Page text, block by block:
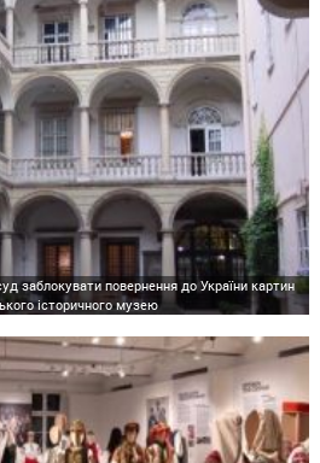
заблокувати повернення до України картин
історичного музею